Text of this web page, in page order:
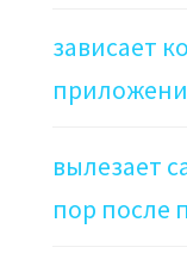
зависает
вылезает
пор после